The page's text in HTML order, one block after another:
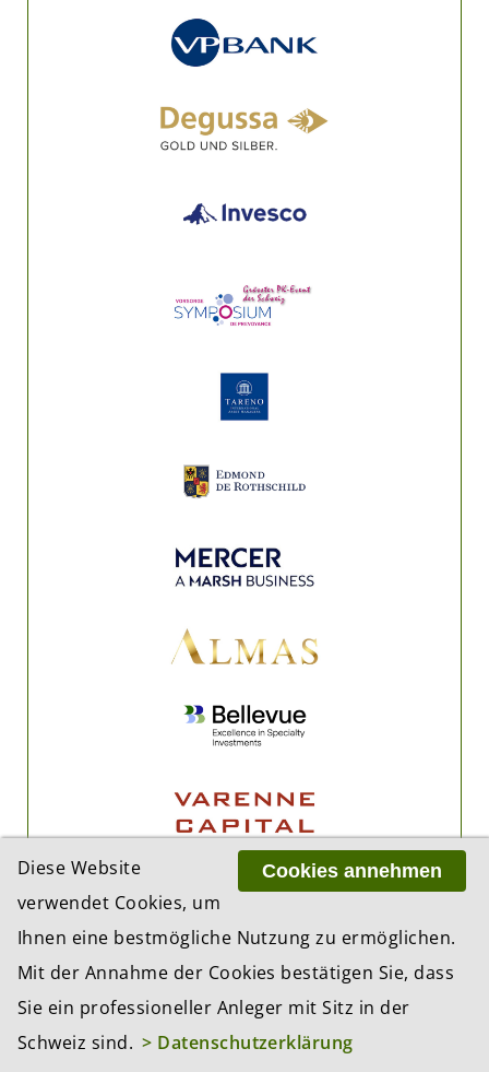
Cookies annehmen
Diese Website
verwendet Cookies, um
Ihnen eine bestmögliche Nutzung zu ermöglichen.
Mit der Annahme der Cookies bestätigen Sie, dass
Sie ein professioneller Anleger mit Sitz in der
Schweiz sind. > Datenschutzerklärung